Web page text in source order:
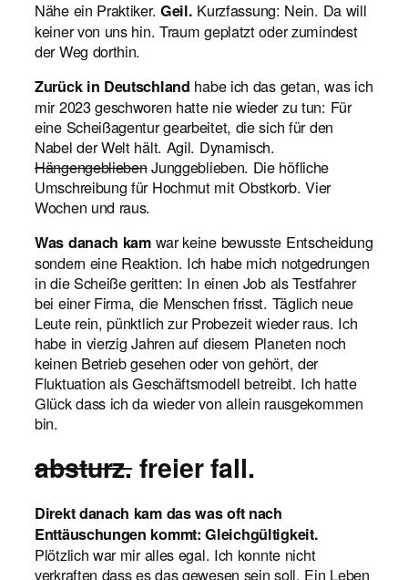
Nähe ein Praktiker. Geil. Kurzfassung: Nein. Da will
keiner von uns hin. Traum geplatzt oder zumindest
der Weg dorthin.
Zurück in Deutschland habe ich das getan, was ich
mir 2023 geschworen hatte nie wieder zu tun: Für
eine Scheißagentur gearbeitet, die sich für den
Nabel der Welt hält. Agil. Dynamisch.
HängengebliebenJunggeblieben. Die höfliche
Umschreibung für Hochmut mit Obstkorb. Vier
Wochen und raus.
Was danach kamwar keine bewusste Entscheidung
sondern eine Reaktion. Ich habe mich notgedrungen
in die Scheiße geritten: In einen Job als Testfahrer
bei einer Firma, die Menschen frisst. Täglich neue
Leute rein, pünktlich zur Probezeit wieder raus. Ich
habe in vierzig Jahren auf diesem Planeten noch
keinen Betrieb gesehen oder von gehört, der
Fluktuation als Geschäftsmodell betreibt. Ich hatte
Glück dass ich da wieder von allein rausgekommen
bin.
absturz.freier fall.
Direkt danach kam das was oft nach
Enttäuschungen kommt: Gleichgültigkeit.
Plötzlich war mir alles egal. Ich konnte nicht
verkraften dass es das gewesen sein soll. Ein Leben